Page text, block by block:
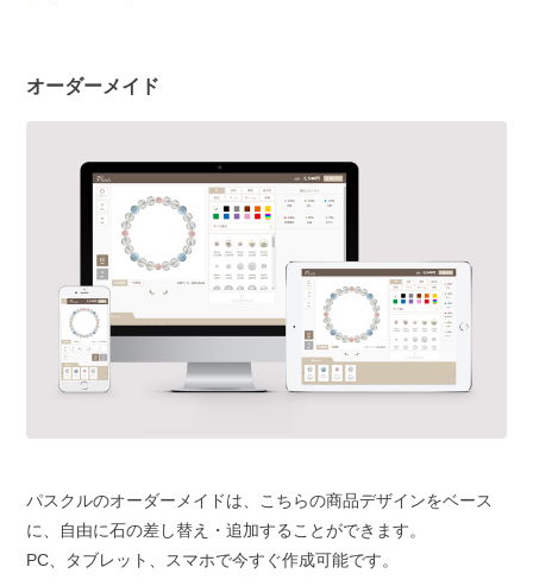
オーダーメイド
パスクルのオーダーメイドは、こちらの商品デザインをベース
に、自由に石の差し替え・追加することができます。
PC、タブレット、スマホで今すぐ作成可能です。